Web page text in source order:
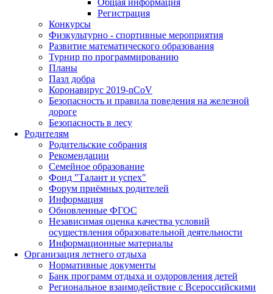
Регистрация
Конкурсы
Физкультурно - спортивные мероприятия
Развитие математического образования
Турнир по программированию
Планы
Пазл добра
Коронавирус 2019-nCoV
Безопасность и правила поведения на железной
дороге
Безопасность в лесу
Родителям
Родительские собрания
Рекомендации
Семейное образование
Фонд "Талант и успех"
Форум приёмных родителей
Информация
Обновленные ФГОС
Независимая оценка качества условий
осуществления образовательной деятельности
Информационные материалы
Организация летнего отдыха
Нормативные документы
Банк программ отдыха и оздоровления детей
Региональное взаимодействие с Всероссийскими